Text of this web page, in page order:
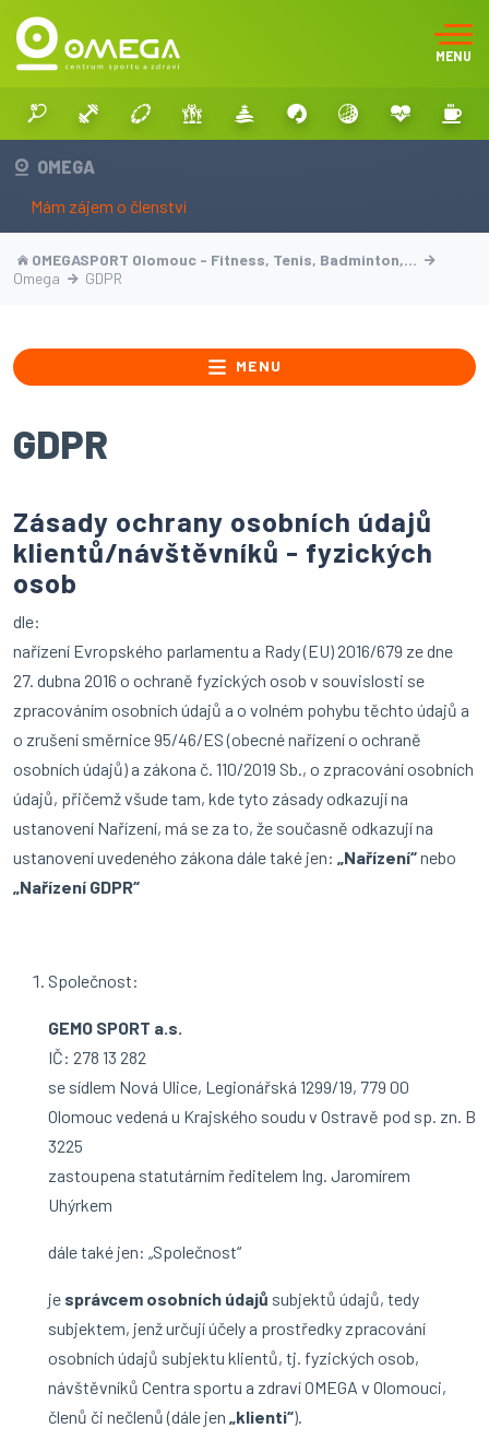
MENU
OMEGA
Mám zájem o členství
OMEGASPORT Olomouc - Fitness, Tenis, Badminton,…
Omega
GDPR
MENU
GDPR
Zásady ochrany osobních údajů
klientů/návštěvníků - fyzických
osob
dle:
nařízení Evropského parlamentu a Rady (EU) 2016/679 ze dne
27. dubna 2016 o ochraně fyzických osob v souvislosti se
zpracováním osobních údajů a o volném pohybu těchto údajů a
o zrušení směrnice 95/46/ES (obecné nařízení o ochraně
osobních údajů) a zákona č. 110/2019 Sb., o zpracování osobních
údajů, přičemž všude tam, kde tyto zásady odkazují na
ustanovení Nařízení, má se za to, že současně odkazují na
ustanovení uvedeného zákona dále také jen: „Nařízení“nebo
„Nařízení GDPR“
Společnost:
GEMO SPORT a.s.
IČ: 278 13 282
se sídlem Nová Ulice, Legionářská 1299/19, 779 00
Olomouc vedená u Krajského soudu v Ostravě pod sp. zn. B
3225
zastoupena statutárním ředitelem Ing. Jaromírem
Uhýrkem
dále také jen: „Společnost“
je správcem osobních údajů subjektů údajů, tedy
subjektem, jenž určují účely a prostředky zpracování
osobních údajů subjektu klientů, tj. fyzických osob,
návštěvníků Centra sportu a zdraví OMEGA v Olomouci,
členů či nečlenů (dále jen „klienti“).